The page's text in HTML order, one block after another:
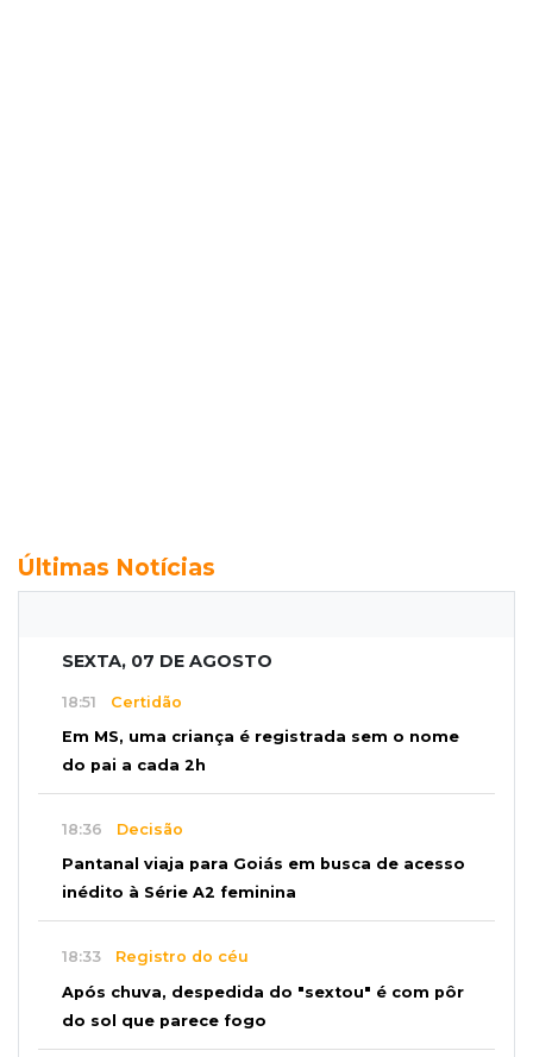
Últimas Notícias
SEXTA, 07 DE AGOSTO
18:51 Certidão
Em MS, uma criança é registrada sem o nome
do pai a cada 2h
18:36 Decisão
Pantanal viaja para Goiás em busca de acesso
inédito à Série A2 feminina
18:33 Registro do céu
Após chuva, despedida do "sextou" é com pôr
do sol que parece fogo